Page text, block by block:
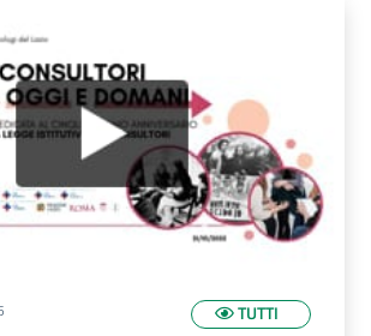
TUTTI